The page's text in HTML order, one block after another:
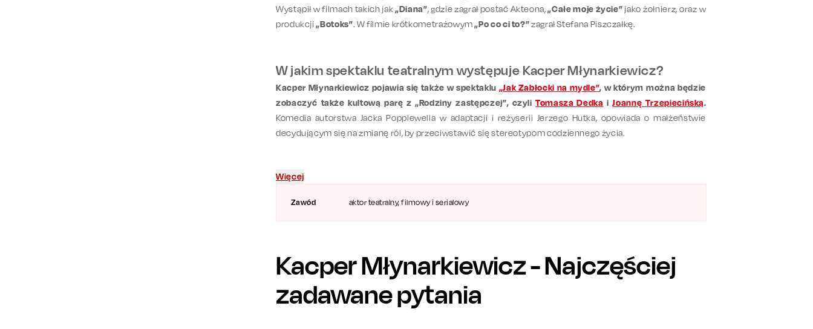
Zawód aktor teatralny, filmowy i serialowy
Wystąpił w filmach takich jak„Diana”, gdzie zagrał postać Akteona,„Całe moje życie” jako żołnierz, oraz w
produkcji„Botoks”. W filmie krótkometrażowym„Po co ci to?”zagrał Stefana Piszczałkę.
W jakim spektaklu teatralnym występuje Kacper Młynarkiewicz?
Kacper Młynarkiewicz pojawia się także w spektaklu „Jak Zabłocki na mydle”, w którym można będzie
zobaczyć także kultową parę z „Rodziny zastępczej”, czyliTomasza Dedka iJoannę Trzepiecińską.
Komedia autorstwa Jacka Popplewella w adaptacji i reżyserii Jerzego Hutka, opowiada o małżeństwie
decydującym się na zmianę ról, by przeciwstawić się stereotypom codziennego życia.
Więcej
Kacper Młynarkiewicz- Najczęściej
zadawane pytania